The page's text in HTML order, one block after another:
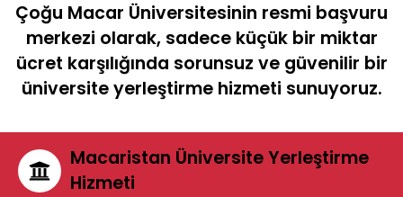
Çoğu Macar Üniversitesinin resmi başvuru
merkezi olarak, sadece küçük bir miktar
ücret karşılığında sorunsuz ve güvenilir bir
üniversite yerleştirme hizmeti sunuyoruz.
Macaristan Üniversite Yerleştirme
Hizmeti